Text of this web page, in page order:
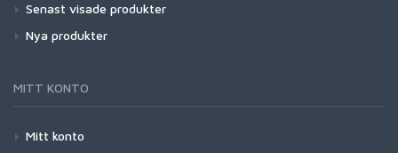
Senast visade produkter
Nya produkter
MITT KONTO
Mitt konto